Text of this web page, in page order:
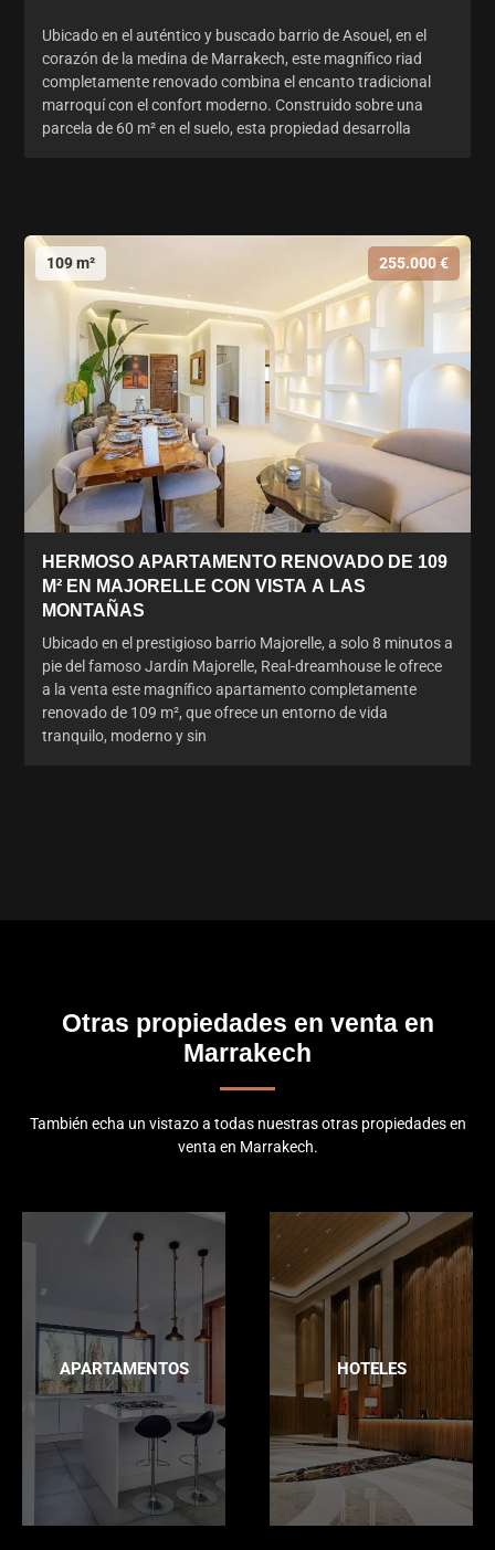
Ubicado en el auténtico y buscado barrio de Asouel, en el
corazón de la medina de Marrakech, este magnífico riad
completamente renovado combina el encanto tradicional
marroquí con el confort moderno. Construido sobre una
parcela de 60 m² en el suelo, esta propiedad desarrolla
109 m² 255.000 €
HERMOSO APARTAMENTO RENOVADO DE 109
M² EN MAJORELLE CON VISTA A LAS
MONTAÑAS
Ubicado en el prestigioso barrio Majorelle, a solo 8 minutos a
pie del famoso Jardín Majorelle, Real-dreamhouse le ofrece
a la venta este magnífico apartamento completamente
renovado de 109 m², que ofrece un entorno de vida
tranquilo, moderno y sin
Otras propiedades en venta en
Marrakech
También echa un vistazo a todas nuestras otras propiedades en
venta en Marrakech.
APARTAMENTOS HOTELES